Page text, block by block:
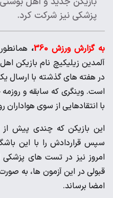
پزشکی نیز شرکت کرد.
به گزارش ورزش 360 ،
آلمدین زیلیکیچ نام بازیکن
در هفته های گذشته با ارسال
است. وینگری که سابقه و
با انتقادهایی از سوی
این بازیکن که چندی پیش از
سپس قراردادش را با این
امروز نیز در تست های
قبولی در این آزمون ها، به
امضا برساند.